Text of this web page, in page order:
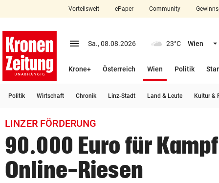
closeSchließen
account_circle Anmelden
arrow_right
bookmark
search
Suchbegriff
eingeben
Vorteilswelt ePaper Community
menu Menü aufklappen
Sa., 08.08.2026 23°C Wien
Krone+ Österreich Wien
Politik
Politik Wirtschaft Chronik Linz-Stadt Land & Leute Kultur &
LINZER FÖRDERUNG
90.000 Euro für
Online-Riesen